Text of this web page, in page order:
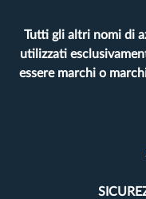
Tutti gli altri nomi di
utilizzati
essere marchi o